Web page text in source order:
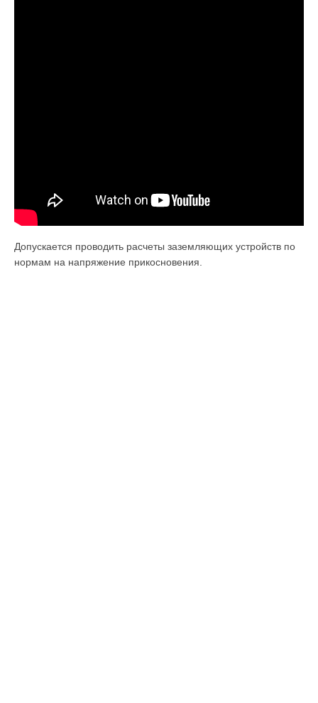
Допускается проводить расчеты заземляющих устройств по
нормам на напряжение прикосновения.